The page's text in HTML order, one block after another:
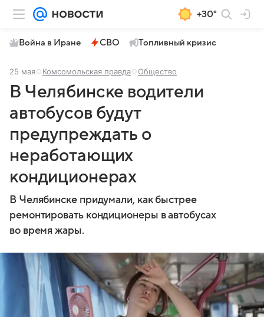
+30°
Война в Иране СВО Топливный кризис
25 мая Комсомольская правда Общество
В Челябинске водители
автобусов будут
предупреждать о
неработающих
кондиционерах
В Челябинске придумали, как быстрее
ремонтировать кондиционеры в автобусах
во время жары.